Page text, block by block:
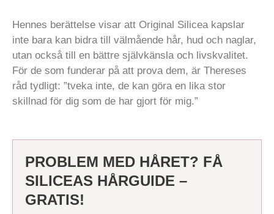
Hennes berättelse visar att Original Silicea kapslar
inte bara kan bidra till välmående hår, hud och naglar,
utan också till en bättre självkänsla och livskvalitet.
För de som funderar på att prova dem, är Thereses
råd tydligt: ”tveka inte, de kan göra en lika stor
skillnad för dig som de har gjort för mig.”
PROBLEM MED HÅRET? FÅ
SILICEAS HÅRGUIDE –
GRATIS!